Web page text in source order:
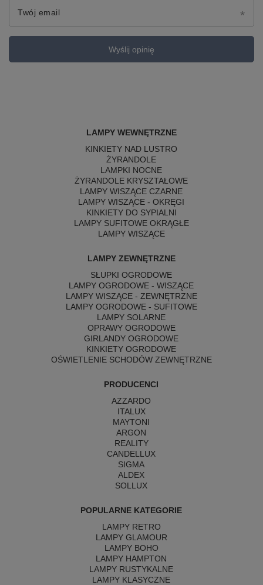
Twój email
Wyślij opinię
LAMPY WEWNĘTRZNE
KINKIETY NAD LUSTRO
ŻYRANDOLE
LAMPKI NOCNE
ŻYRANDOLE KRYSZTAŁOWE
LAMPY WISZĄCE CZARNE
LAMPY WISZĄCE - OKRĘGI
KINKIETY DO SYPIALNI
LAMPY SUFITOWE OKRĄGŁE
LAMPY WISZĄCE
LAMPY ZEWNĘTRZNE
SŁUPKI OGRODOWE
LAMPY OGRODOWE - WISZĄCE
LAMPY WISZĄCE - ZEWNĘTRZNE
LAMPY OGRODOWE - SUFITOWE
LAMPY SOLARNE
OPRAWY OGRODOWE
GIRLANDY OGRODOWE
KINKIETY OGRODOWE
OŚWIETLENIE SCHODÓW ZEWNĘTRZNE
PRODUCENCI
AZZARDO
ITALUX
MAYTONI
ARGON
REALITY
CANDELLUX
SIGMA
ALDEX
SOLLUX
POPULARNE KATEGORIE
LAMPY RETRO
LAMPY GLAMOUR
LAMPY BOHO
LAMPY HAMPTON
LAMPY RUSTYKALNE
LAMPY KLASYCZNE